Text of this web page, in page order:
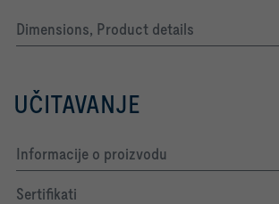
Dimensions, Product details
UČITAVANJE
Informacije o proizvodu
Sertifikati